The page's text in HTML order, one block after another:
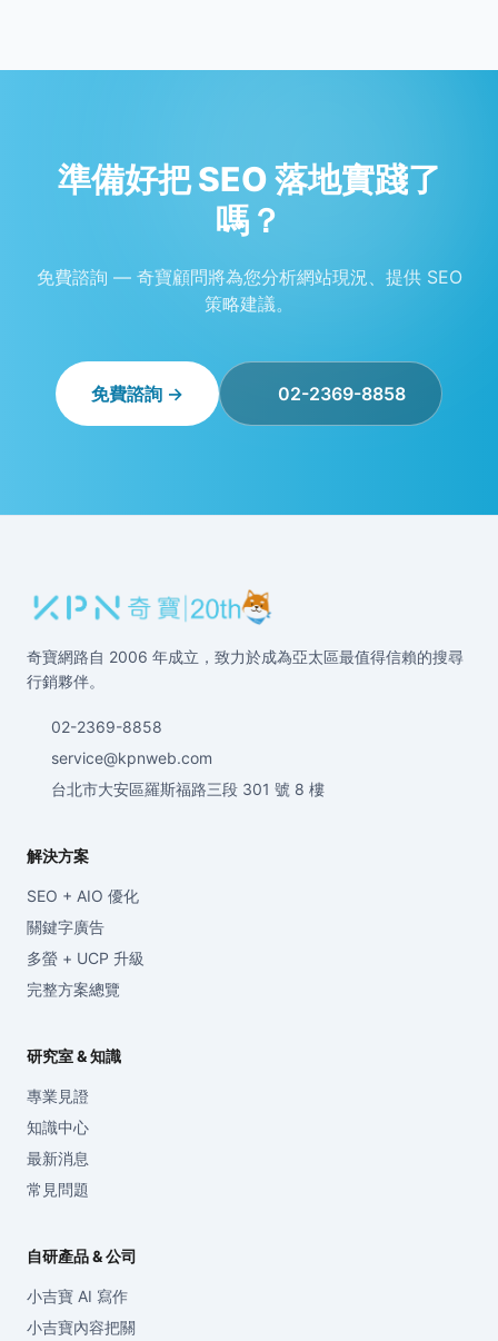
準備好把 SEO 落地實踐了
嗎？
免費諮詢 — 奇寶顧問將為您分析網站現況、提供 SEO
策略建議。
免費諮詢 → 02-2369-8858
奇寶網路自 2006 年成立，致力於成為亞太區最值得信賴的搜尋
行銷夥伴。
02-2369-8858
service@kpnweb.com
台北市大安區羅斯福路三段 301 號 8 樓
解決方案
SEO + AIO 優化
關鍵字廣告
多螢 + UCP 升級
完整方案總覽
研究室 & 知識
專業見證
知識中心
最新消息
常見問題
自研產品 & 公司
小吉寶 AI 寫作
小吉寶內容把關